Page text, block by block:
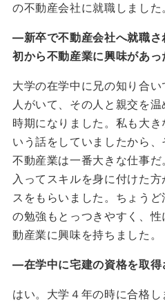
の不動産会社に就職しました
―新卒で不動産会社へ就職
初から不動産業に興味があっ
大学の在学中に兄の知り合
人がいて、その人と親交を
時期になりました。私も大
いう話をしていましたから
不動産業は一番大きな仕事
入ってスキルを身に付けた
スをもらいました。ちょう
の勉強もとっつきやすく、
動産業に興味を持ちました。
―在学中に宅建の資格を取得
はい。大学４年の時に合格